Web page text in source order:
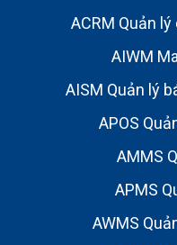
ACRM Quản
AIWM
AISM Quản lý
APOS
AMMS
APMS
AWMS